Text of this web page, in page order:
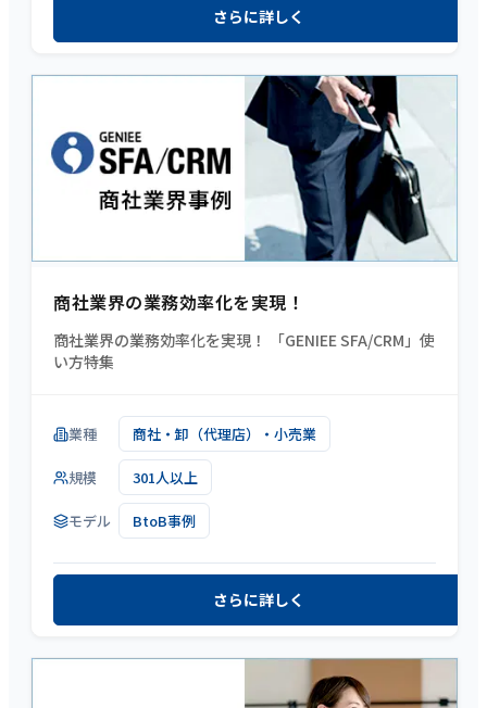
さらに詳しく
商社業界の業務効率化を実現！
商社業界の業務効率化を実現！ 「GENIEE SFA/CRM」使
い方特集
業種 商社・卸（代理店）・小売業
規模 301人以上
モデル BtoB事例
さらに詳しく